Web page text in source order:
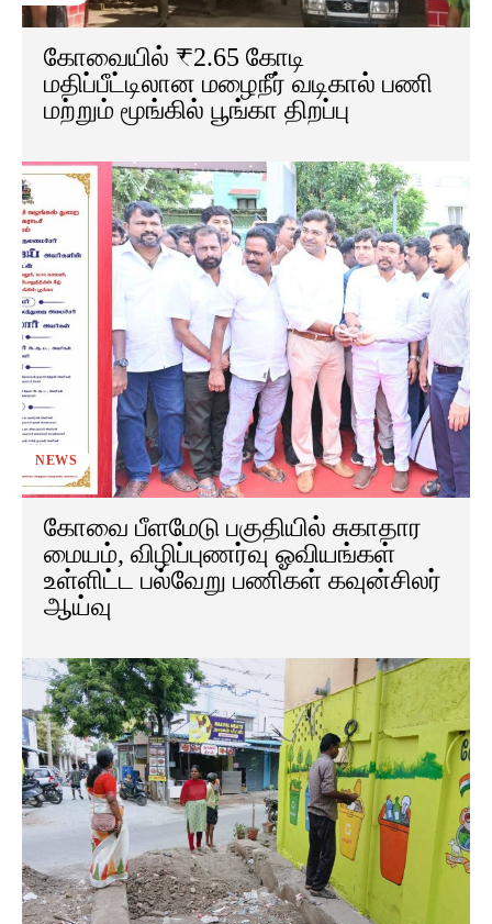
கோவையில் ₹2.65 கோடி
மதிப்பீட்டிலான மழைநீர் வடிகால் பணி
மற்றும் மூங்கில் பூங்கா திறப்பு
NEWS
கோவை பீளமேடு பகுதியில் சுகாதார
மையம், விழிப்புணர்வு ஓவியங்கள்
உள்ளிட்ட பல்வேறு பணிகள் கவுன்சிலர்
ஆய்வு